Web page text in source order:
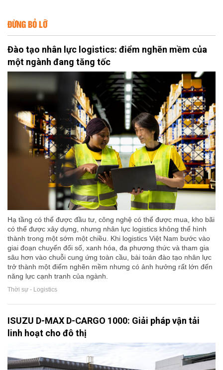
ĐỪNG BỎ LỠ
Đào tạo nhân lực logistics: điểm nghẽn mềm của
một ngành đang tăng tốc
Hạ tầng có thể được đầu tư, công nghệ có thể được mua, kho bãi
có thể được xây dựng, nhưng nhân lực logistics không thể hình
thành trong một sớm một chiều. Khi logistics Việt Nam bước vào
giai đoạn chuyển đổi số, xanh hóa, đa phương thức và tham gia
sâu hơn vào chuỗi cung ứng toàn cầu, bài toán đào tạo nhân lực
trở thành một điểm nghẽn mềm nhưng có ảnh hưởng rất lớn đến
năng lực cạnh tranh của ngành.
Thời sự - Logistics
ISUZU D-MAX D-CARGO 1000: Giải pháp vận tải
linh hoạt cho đô thị